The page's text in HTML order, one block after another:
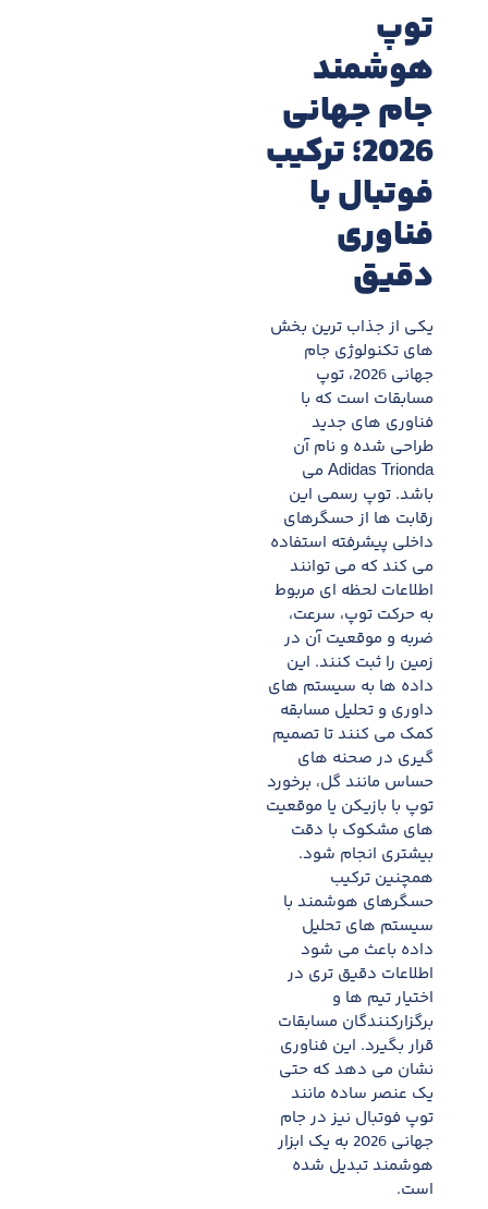
توپ
هوشمند
جام جهانی
2026؛ ترکیب
فوتبال با
فناوری
دقیق
یکی از جذاب ترین بخش
های تکنولوژی جام
جهانی 2026، توپ
مسابقات است که با
فناوری های جدید
طراحی شده و نام آن
Adidas Trionda می
باشد. توپ رسمی این
رقابت ها از حسگرهای
داخلی پیشرفته استفاده
می کند که می توانند
اطلاعات لحظه ای مربوط
به حرکت توپ، سرعت،
ضربه و موقعیت آن در
زمین را ثبت کنند. این
داده ها به سیستم های
داوری و تحلیل مسابقه
کمک می کنند تا تصمیم
گیری در صحنه های
حساس مانند گل، برخورد
توپ با بازیکن یا موقعیت
های مشکوک با دقت
بیشتری انجام شود.
همچنین ترکیب
حسگرهای هوشمند با
سیستم های تحلیل
داده باعث می شود
اطلاعات دقیق تری در
اختیار تیم ها و
برگزارکنندگان مسابقات
قرار بگیرد. این فناوری
نشان می دهد که حتی
یک عنصر ساده مانند
توپ فوتبال نیز در جام
جهانی 2026 به یک ابزار
هوشمند تبدیل شده
است.